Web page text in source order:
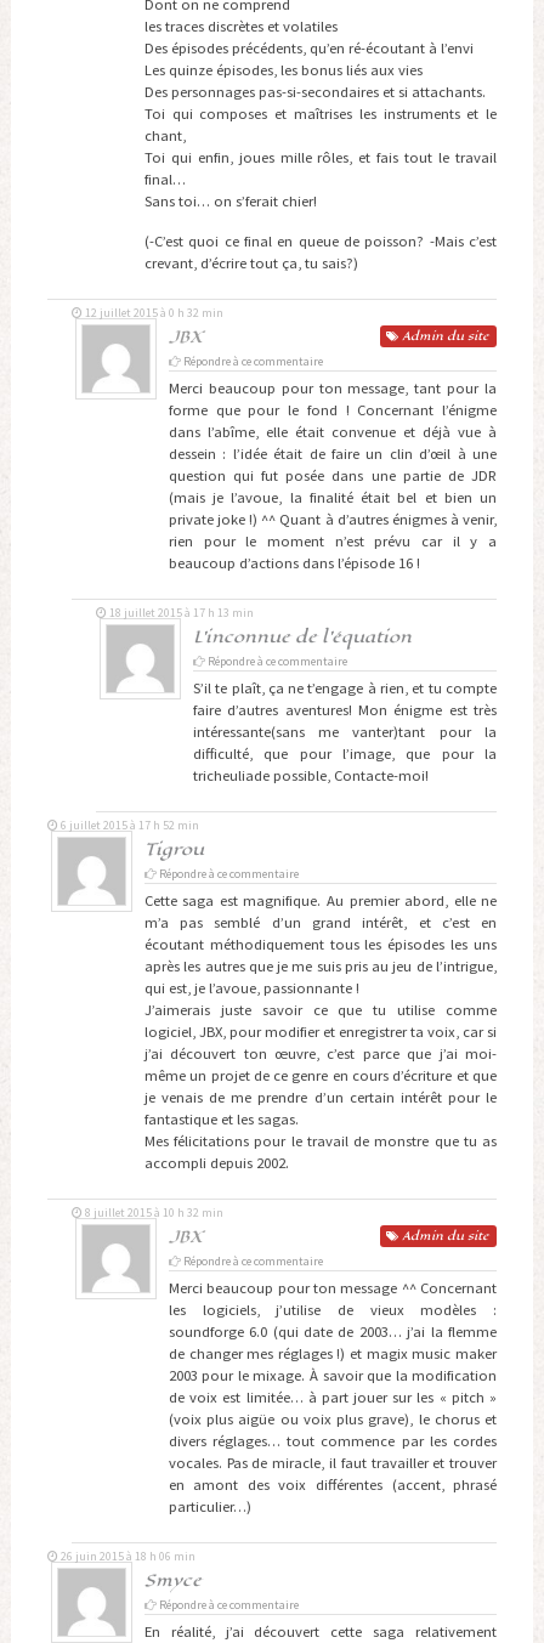
Dont on ne comprend
les traces discrètes et volatiles
Des épisodes précédents, qu’en ré-écoutant à l’envi
Les quinze épisodes, les bonus liés aux vies
Des personnages pas-si-secondaires et si attachants.
Toi qui composes et maîtrises les instruments et le
chant,
Toi qui enfin, joues mille rôles, et fais tout le travail
final…
Sans toi… on s’ferait chier!
(-C’est quoi ce final en queue de poisson? -Mais c’est
crevant, d’écrire tout ça, tu sais?)
JBX Admin du site
12 juillet 2015 à 0 h 32 min
Répondre à ce commentaire
Merci beaucoup pour ton message, tant pour la
forme que pour le fond ! Concernant l’énigme
dans l’abîme, elle était convenue et déjà vue à
dessein : l’idée était de faire un clin d’œil à une
question qui fut posée dans une partie de JDR
(mais je l’avoue, la finalité était bel et bien un
private joke !) ^^ Quant à d’autres énigmes à venir,
rien pour le moment n’est prévu car il y a
beaucoup d’actions dans l’épisode 16 !
L'inconnue de l'équation
18 juillet 2015 à 17 h 13 min
Répondre à ce commentaire
S’il te plaît, ça ne t’engage à rien, et tu compte
faire d’autres aventures! Mon énigme est très
intéressante(sans me vanter)tant pour la
difficulté, que pour l’image, que pour la
tricheuliade possible, Contacte-moi!
Tigrou
6 juillet 2015 à 17 h 52 min
Répondre à ce commentaire
Cette saga est magnifique. Au premier abord, elle ne
m’a pas semblé d’un grand intérêt, et c’est en
écoutant méthodiquement tous les épisodes les uns
après les autres que je me suis pris au jeu de l’intrigue,
qui est, je l’avoue, passionnante !
J’aimerais juste savoir ce que tu utilise comme
logiciel, JBX, pour modifier et enregistrer ta voix, car si
j’ai découvert ton œuvre, c’est parce que j’ai moi-
même un projet de ce genre en cours d’écriture et que
je venais de me prendre d’un certain intérêt pour le
fantastique et les sagas.
Mes félicitations pour le travail de monstre que tu as
accompli depuis 2002.
JBX Admin du site
8 juillet 2015 à 10 h 32 min
Répondre à ce commentaire
Merci beaucoup pour ton message ^^ Concernant
les logiciels, j’utilise de vieux modèles :
soundforge 6.0 (qui date de 2003… j’ai la flemme
de changer mes réglages !) et magix music maker
2003 pour le mixage. À savoir que la modification
de voix est limitée… à part jouer sur les « pitch »
(voix plus aigüe ou voix plus grave), le chorus et
divers réglages… tout commence par les cordes
vocales. Pas de miracle, il faut travailler et trouver
en amont des voix différentes (accent, phrasé
particulier…)
Smyce
26 juin 2015 à 18 h 06 min
Répondre à ce commentaire
En réalité, j’ai découvert cette saga relativement